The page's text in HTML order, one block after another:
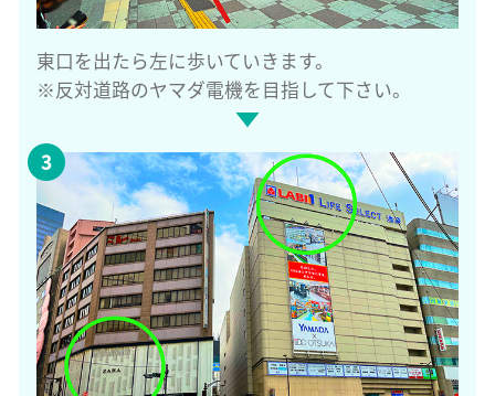
東口を出たら左に歩いていきます。
※反対道路のヤマダ電機を目指して下さい。